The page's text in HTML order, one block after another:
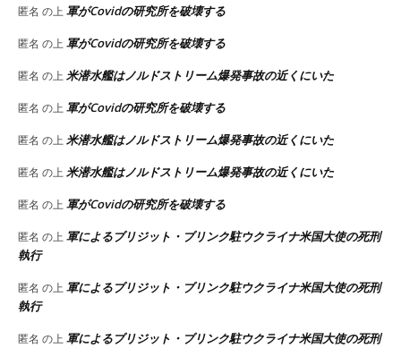
匿名 の上 軍がCovidの研究所を破壊する
匿名 の上 軍がCovidの研究所を破壊する
匿名 の上 米潜水艦はノルドストリーム爆発事故の近くにいた
匿名 の上 軍がCovidの研究所を破壊する
匿名 の上 米潜水艦はノルドストリーム爆発事故の近くにいた
匿名 の上 米潜水艦はノルドストリーム爆発事故の近くにいた
匿名 の上 軍がCovidの研究所を破壊する
匿名 の上 軍によるブリジット・ブリンク駐ウクライナ米国大使の死刑
執行
匿名 の上 軍によるブリジット・ブリンク駐ウクライナ米国大使の死刑
執行
匿名 の上 軍によるブリジット・ブリンク駐ウクライナ米国大使の死刑